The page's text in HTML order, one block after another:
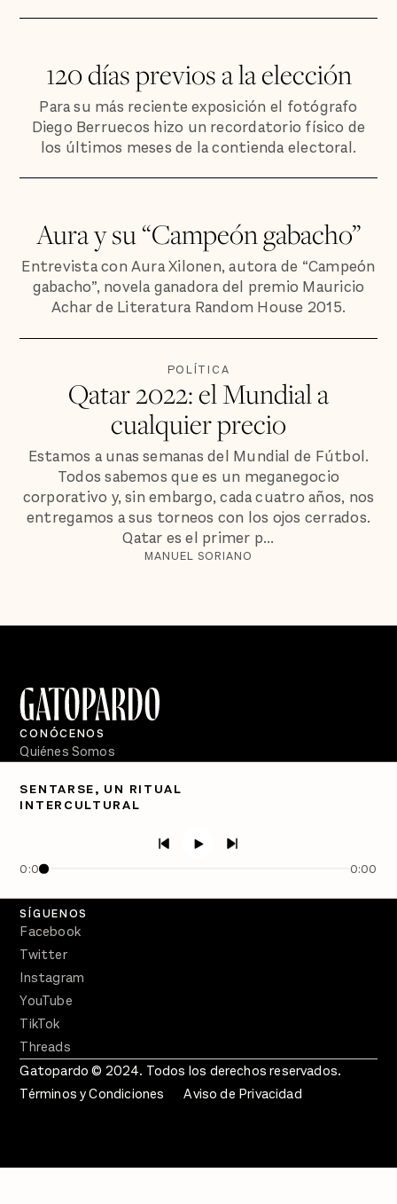
120 días previos a la elección
Para su más reciente exposición el fotógrafo
Diego Berruecos hizo un recordatorio físico de
los últimos meses de la contienda electoral.
Aura y su “Campeón gabacho”
Entrevista con Aura Xilonen, autora de “Campeón
gabacho”, novela ganadora del premio Mauricio
Achar de Literatura Random House 2015.
POLÍTICA
Qatar 2022: el Mundial a
cualquier precio
Estamos a unas semanas del Mundial de Fútbol.
Todos sabemos que es un meganegocio
corporativo y, sin embargo, cada cuatro años, nos
entregamos a sus torneos con los ojos cerrados.
Qatar es el primer p...
MANUEL SORIANO
SENTARSE, UN RITUAL
INTERCULTURAL
0:00 0:00
CONÓCENOS
Quiénes Somos
PÓDCASTS
Crecer en Distopía
SÍGUENOS
Facebook
Twitter
Instagram
YouTube
TikTok
Threads
Gatopardo © 2024. Todos los derechos reservados.
Términos y Condiciones
Aviso de Privacidad